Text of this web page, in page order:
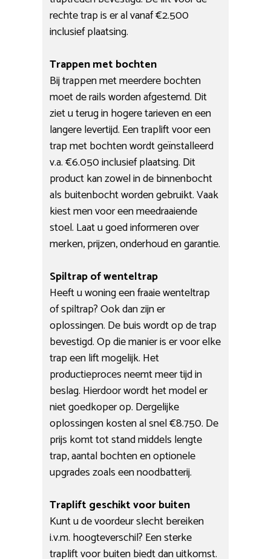
rechte trap is er al vanaf €2.500
inclusief plaatsing.
Trappen met bochten
Bij trappen met meerdere bochten
moet de rails worden afgestemd. Dit
ziet u terug in hogere tarieven en een
langere levertijd. Een traplift voor een
trap met bochten wordt geïnstalleerd
v.a. €6.050 inclusief plaatsing. Dit
product kan zowel in de binnenbocht
als buitenbocht worden gebruikt. Vaak
kiest men voor een meedraaiende
stoel. Laat u goed informeren over
merken, prijzen, onderhoud en garantie.
Spiltrap of wenteltrap
Heeft u woning een fraaie wenteltrap
of spiltrap? Ook dan zijn er
oplossingen. De buis wordt op de trap
bevestigd. Op die manier is er voor elke
trap een lift mogelijk. Het
productieproces neemt meer tijd in
beslag. Hierdoor wordt het model er
niet goedkoper op. Dergelijke
oplossingen kosten al snel €8.750. De
prijs komt tot stand middels lengte
trap, aantal bochten en optionele
upgrades zoals een noodbatterij.
Traplift geschikt voor buiten
Kunt u de voordeur slecht bereiken
i.v.m. hoogteverschil? Een sterke
traplift voor buiten biedt dan uitkomst.